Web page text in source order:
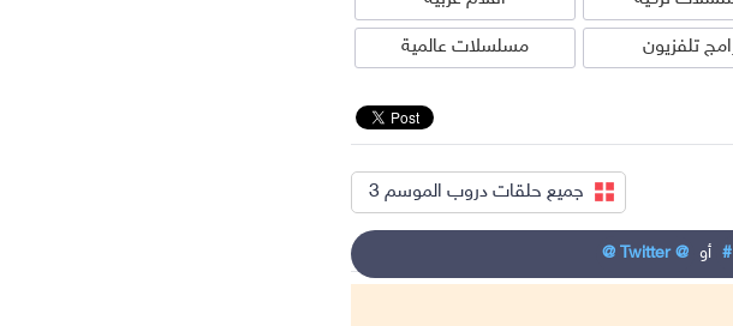
صحة و رشاقة
تلفزيون مسلسلات عالمية
جميع حلقات دروب الموسم 3
أو @ Twitter @